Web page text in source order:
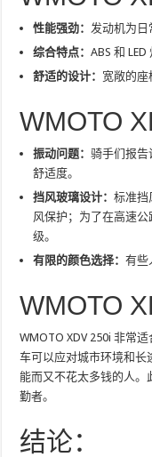
性能强劲： 发动机为日
综合特点：ABS 和
舒适的设计： 宽敞的座
WMOTO
振动问题： 骑手们报
舒适度。
挡风玻璃设计：标准挡
风保护；为了在高速
级。
有限的颜色选择：有些
WMOTO
WMOTO XDV 250i 非常
车可以应对城市环境和长
能而又不花太多钱的人。
勤者。
结论：